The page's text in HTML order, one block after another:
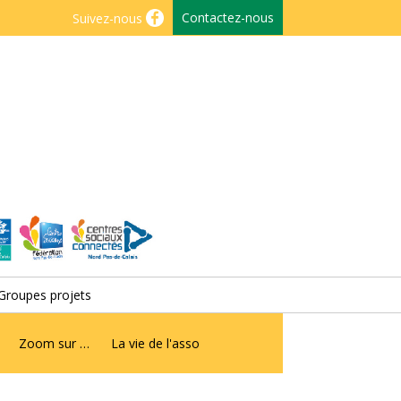
Suivez-nous Contactez-nous
projets
Zoom sur … La vie de l'asso